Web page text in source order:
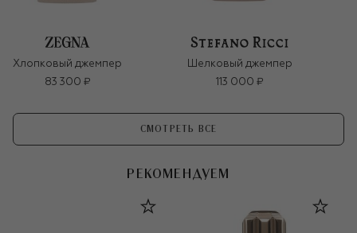
Хлопковый джемпер
83 300 ₽
Шелковый джемпер
113 000 ₽
СМОТРЕТЬ ВСЕ
РЕКОМЕНДУЕМ